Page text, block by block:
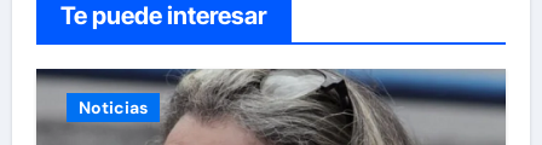
Te puede interesar
Noticias